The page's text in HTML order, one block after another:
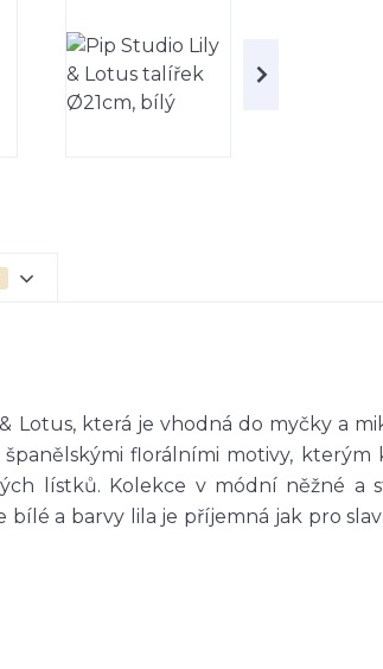
Lotus, která je vhodná do myčky a
florálními motivy, kterým
lístků. Kolekce v módní něžné a
bílé a barvy lila je příjemná jak pro